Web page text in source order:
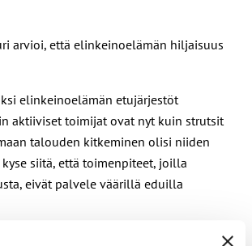
arvioi, että elinkeinoelämän hiljaisuus
elinkeinoelämän etujärjestöt
aktiiviset toimijat ovat nyt kuin strutsit
talouden kitkeminen olisi niiden
kyse siitä, että toimenpiteet, joilla
eivät palvele väärillä eduilla